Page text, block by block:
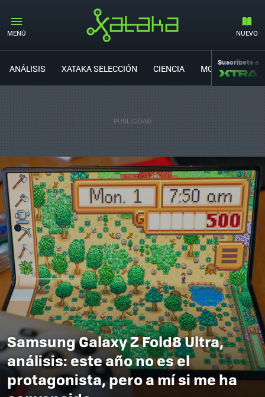
MENÚ NUEVO
ANÁLISIS XATAKA SELECCIÓN CIENCIA MOVILIDAD
Suscríbete a
Samsung Galaxy Z Fold8 Ultra,
análisis: este año no es el
protagonista, pero a mí si me ha